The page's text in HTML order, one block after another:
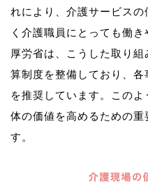
れにより、介護サービス
く介護職員にとっても働き
厚労省は、こうした取り
算制度を整備しており、
を推奨しています。この
体の価値を高めるための